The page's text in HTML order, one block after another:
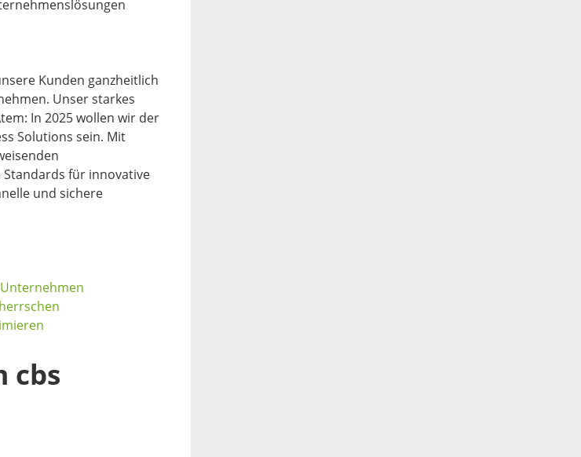
Kunden ganzheitlich
Unser starkes
In 2025 wollen wir der
Solutions sein. Mit
für innovative
und sichere
cbs